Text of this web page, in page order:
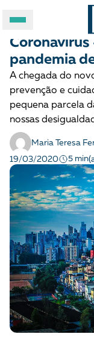
A BRASIL DE
ASSUNTOS
FORMATOS
Apoie a
A [BD] conta
direitos
esse trabalho
VEJA
POLÍTICAS
Opinião
Coronavírus
pandemia
A chegada do
prevenção e
pequena parcela
nossas
Maria Teresa
19/03/2020
5 min